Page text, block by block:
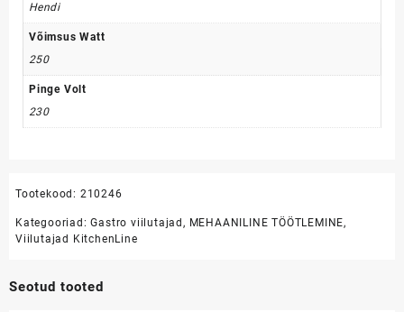
Hendi
Võimsus Watt
250
Pinge Volt
230
Tootekood: 210246
Kategooriad:Gastro viilutajad, MEHAANILINE TÖÖTLEMINE,
Viilutajad KitchenLine
Seotud tooted